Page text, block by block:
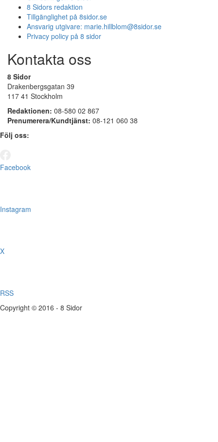
8 Sidors redaktion
Tillgänglighet på 8sidor.se
Ansvarig utgivare: marie.hillblom@8sidor.se
Privacy policy på 8 sidor
Kontakta oss
8 Sidor
Drakenbergsgatan 39
117 41 Stockholm
Redaktionen: 08-580 02 867
Prenumerera/Kundtjänst: 08-121 060 38
Följ oss:
Facebook
Instagram
X
RSS
Copyright © 2016 - 8 Sidor